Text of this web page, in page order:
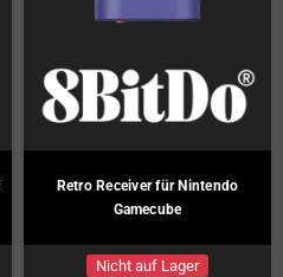
Retro Receiver für Nintendo
Gamecube
Nicht auf Lager